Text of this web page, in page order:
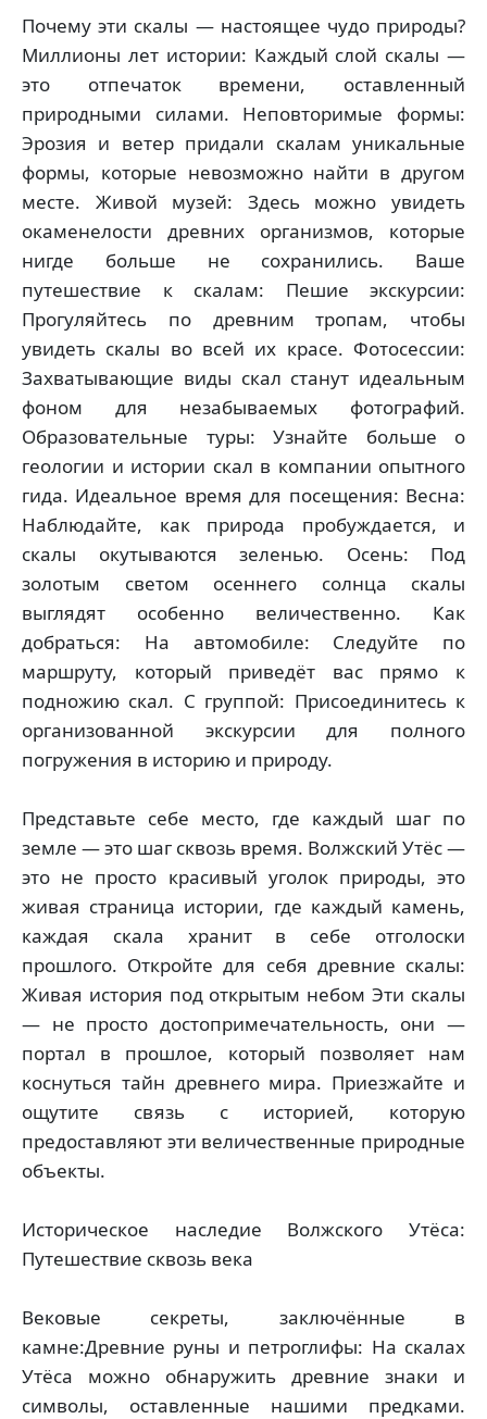
Почему эти скалы — настоящее чудо природы?
Миллионы лет истории: Каждый слой скалы —
это отпечаток времени, оставленный
природными силами. Неповторимые формы:
Эрозия и ветер придали скалам уникальные
формы, которые невозможно найти в другом
месте. Живой музей: Здесь можно увидеть
окаменелости древних организмов, которые
нигде больше не сохранились. Ваше
путешествие к скалам: Пешие экскурсии:
Прогуляйтесь по древним тропам, чтобы
увидеть скалы во всей их красе. Фотосессии:
Захватывающие виды скал станут идеальным
фоном для незабываемых фотографий.
Образовательные туры: Узнайте больше о
геологии и истории скал в компании опытного
гида. Идеальное время для посещения: Весна:
Наблюдайте, как природа пробуждается, и
скалы окутываются зеленью. Осень: Под
золотым светом осеннего солнца скалы
выглядят особенно величественно. Как
добраться: На автомобиле: Следуйте по
маршруту, который приведёт вас прямо к
подножию скал. С группой: Присоединитесь к
организованной экскурсии для полного
погружения в историю и природу.
Представьте себе место, где каждый шаг по
земле — это шаг сквозь время. Волжский Утёс —
это не просто красивый уголок природы, это
живая страница истории, где каждый камень,
каждая скала хранит в себе отголоски
прошлого. Откройте для себя древние скалы:
Живая история под открытым небом Эти скалы
— не просто достопримечательность, они —
портал в прошлое, который позволяет нам
коснуться тайн древнего мира. Приезжайте и
ощутите связь с историей, которую
предоставляют эти величественные природные
объекты.
Историческое наследие Волжского Утёса:
Путешествие сквозь века
Вековые секреты, заключённые в
камне:Древние руны и петроглифы: На скалах
Утёса можно обнаружить древние знаки и
символы, оставленные нашими предками.